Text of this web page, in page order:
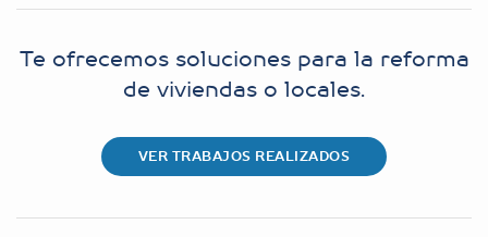
Te ofrecemos soluciones para la reforma
de viviendas o locales.
VER TRABAJOS REALIZADOS